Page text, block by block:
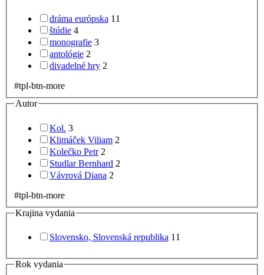
dráma európska 11
štúdie 4
monografie 3
antológie 2
divadelné hry 2
#tpl-btn-more
Autor
Kol. 3
Klimáček Viliam 2
Kolečko Petr 2
Studlar Bernhard 2
Vávrová Diana 2
#tpl-btn-more
Krajina vydania
Slovensko, Slovenská republika 11
Rok vydania